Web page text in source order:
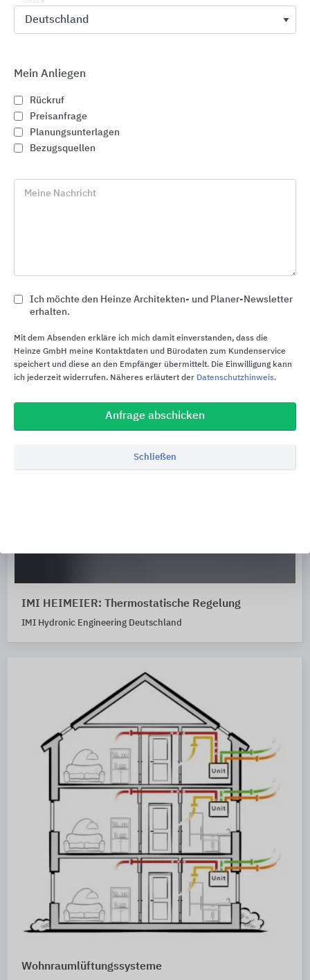
IMI HEIMEIER: Thermostatische Regelung
IMI Hydronic Engineering Deutschland
Wohnraumlüftungssysteme
Mein Anliegen
Rückruf
Preisanfrage
Planungsunterlagen
Bezugsquellen
Meine Nachricht
Ich möchte den Heinze Architekten- und Planer-Newsletter
erhalten.
Mit dem Absenden erkläre ich mich damit einverstanden, dass die
Heinze GmbH meine Kontaktdaten und Bürodaten zum Kundenservice
speichert und diese an den Empfänger übermittelt. Die Einwilligung kann
ich jederzeit widerrufen. Näheres erläutert der Datenschutzhinweis.
Anfrage abschicken
Schließen